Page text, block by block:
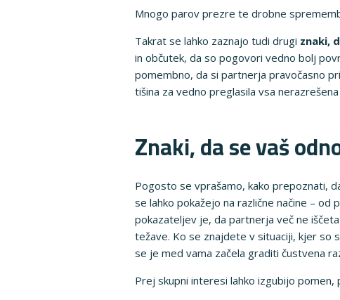
Mnogo parov prezre te drobne
Takrat se lahko zaznajo tudi drugi znaki,
in občutek, da so pogovori vedno bolj
pomembno, da si partnerja pravočasno
tišina za vedno preglasila vsa
Znaki, da se vaš
Pogosto se vprašamo, kako prepoznati,
se lahko pokažejo na različne načine –
pokazateljev je, da partnerja več ne
težave. Ko se znajdete v situaciji, kjer so
se je med vama začela graditi čustvena
Prej skupni interesi lahko izgubijo